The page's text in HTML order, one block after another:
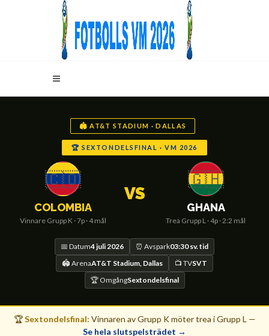
🏟️ AT&T STADIUM · DALLAS
🏆 SEXTONDELSFINAL · VM 2026
🇨🇴
COLOMBIA
Vinnare Grupp K · 7p · 4 mål
VS
🇬🇭
GHANA
Trea Grupp L · 4p · 2:2 mål
📅 Datum4 juli 2026 ⏰ Avspark03:30 sv. tid
🏟️ ArenaAT&T Stadium, Dallas 📺 TVSVT
🏆 OmgångSextondelsfinal
🏆Sextondelsfinal: Vinnaren av Grupp K möter trea i Grupp L —
Se hela slutspelsträdet →